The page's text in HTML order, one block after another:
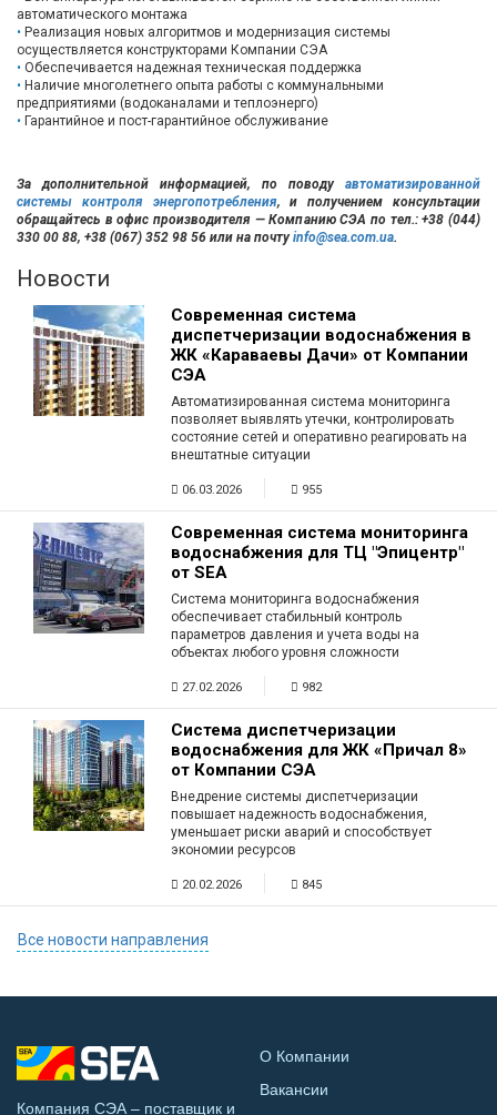
автоматического монтажа
Реализация новых алгоритмов и модернизация системы
осуществляется конструкторами Компании СЭА
Обеспечивается надежная техническая поддержка
Наличие многолетнего опыта работы с коммунальными
предприятиями (водоканалами и теплоэнерго)
Гарантийное и пост-гарантийное обслуживание
За дополнительной информацией, по поводу автоматизированной
системы контроля энергопотребления, и получением консультации
обращайтесь в офис производителя — Компанию СЭА по тел.: +38 (044)
330 00 88, +38 (067) 352 98 56 или на почтуinfo@sea.com.ua.
Новости
Современная система
диспетчеризации водоснабжения в
ЖК «Караваевы Дачи» от Компании
СЭА
Автоматизированная система мониторинга
позволяет выявлять утечки, контролировать
состояние сетей и оперативно реагировать на
внештатные ситуации
06.03.2026 955
Современная система мониторинга
водоснабжения для ТЦ "Эпицентр"
от SEA
Система мониторинга водоснабжения
обеспечивает стабильный контроль
параметров давления и учета воды на
объектах любого уровня сложности
27.02.2026 982
Система диспетчеризации
водоснабжения для ЖК «Причал 8»
от Компании СЭА
Внедрение системы диспетчеризации
повышает надежность водоснабжения,
уменьшает риски аварий и способствует
экономии ресурсов
20.02.2026 845
Все новости направления
Компания СЭА – поставщик и
О Компании
Вакансии